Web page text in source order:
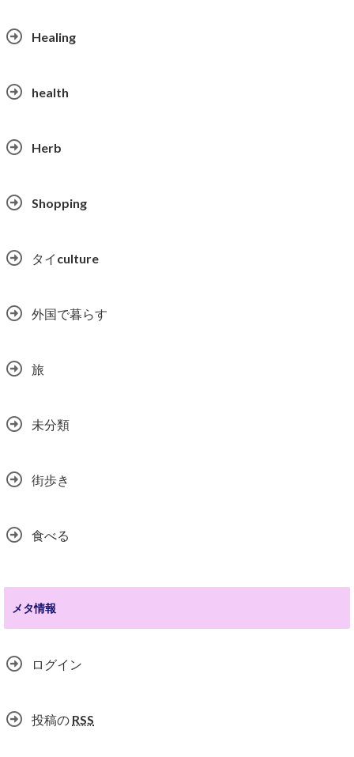
Healing
health
Herb
Shopping
タイculture
外国で暮らす
旅
未分類
街歩き
食べる
メタ情報
ログイン
投稿の RSS